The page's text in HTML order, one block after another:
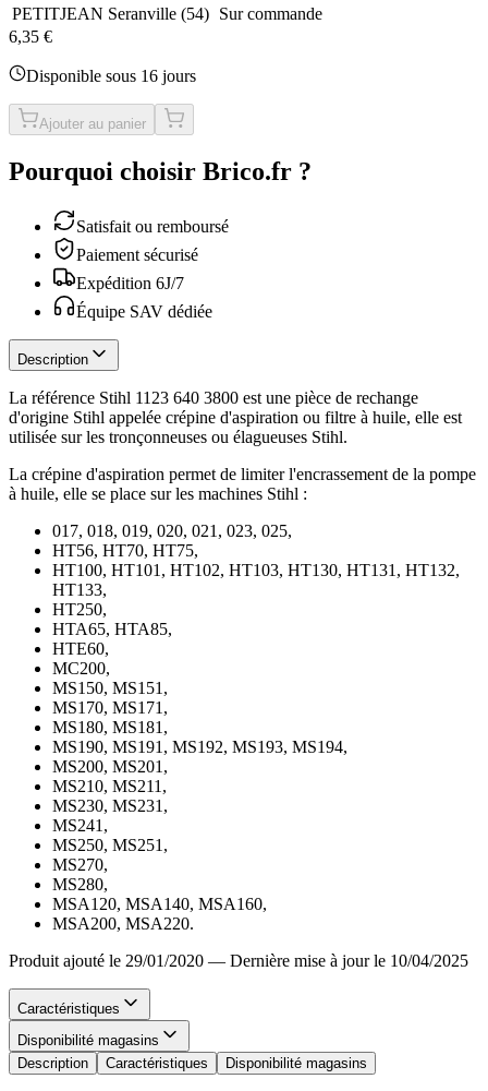
PETITJEAN Seranville (54) Sur commande
6,35 €
Disponible sous 16 jours
Ajouter au panier
Pourquoi choisir Brico.fr ?
Satisfait ou remboursé
Paiement sécurisé
Expédition 6J/7
Équipe SAV dédiée
Description
La référence Stihl 1123 640 3800 est une pièce de rechange
d'origine Stihl appelée crépine d'aspiration ou filtre à huile, elle est
utilisée sur les tronçonneuses ou élagueuses Stihl.
La crépine d'aspiration permet de limiter l'encrassement de la pompe
à huile, elle se place sur les machines Stihl :
017, 018, 019, 020, 021, 023, 025,
HT56, HT70, HT75,
HT100, HT101, HT102, HT103, HT130, HT131, HT132,
HT133,
HT250,
HTA65, HTA85,
HTE60,
MC200,
MS150, MS151,
MS170, MS171,
MS180, MS181,
MS190, MS191, MS192, MS193, MS194,
MS200, MS201,
MS210, MS211,
MS230, MS231,
MS241,
MS250, MS251,
MS270,
MS280,
MSA120, MSA140, MSA160,
MSA200, MSA220.
Produit ajouté le 29/01/2020 — Dernière mise à jour le 10/04/2025
Caractéristiques
Disponibilité magasins
Description
Caractéristiques Disponibilité magasins